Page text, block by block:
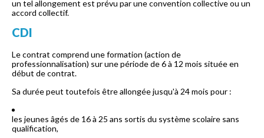
un tel allongement est prévu par une convention collective ou un
accord collectif.
CDI
Le contrat comprend une formation (action de
professionnalisation) sur une période de 6 à 12 mois située en
début de contrat.
Sa durée peut toutefois être allongée jusqu'à 24 mois pour :
les jeunes âgés de 16 à 25 ans sortis du système scolaire sans
qualification,